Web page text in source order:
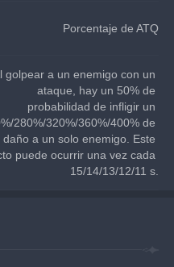
Porcentaje de ATQ
golpear a un enemigo con un
ataque, hay un 50% de
probabilidad de infligir un
280%/320%/360%/400% de
daño a un solo enemigo. Este
puede ocurrir una vez cada
15/14/13/12/11 s.